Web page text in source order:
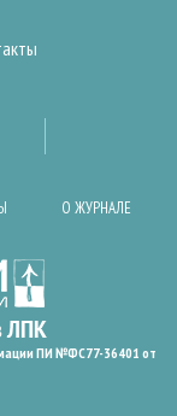
О ЖУРНАЛЕ
ПИ №ФС77-36401 от